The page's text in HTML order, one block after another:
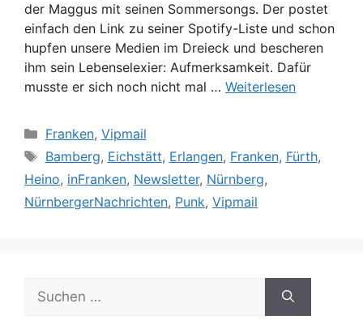
der Maggus mit seinen Sommersongs. Der postet
einfach den Link zu seiner Spotify-Liste und schon
hupfen unsere Medien im Dreieck und bescheren
ihm sein Lebenselexier: Aufmerksamkeit. Dafür
musste er sich noch nicht mal … Weiterlesen
Kategorien
Franken, Vipmail
Schlagwörter
Bamberg, Eichstätt, Erlangen, Franken, Fürth,
Heino, inFranken, Newsletter, Nürnberg,
NürnbergerNachrichten, Punk, Vipmail
Suche
nach: